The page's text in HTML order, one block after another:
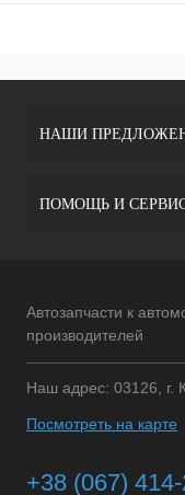
НАШИ
ПОМОЩЬ И
Автозапчасти к
производителей
Наш адрес: 03126, г.
Посмотреть на карте
+38 (067)